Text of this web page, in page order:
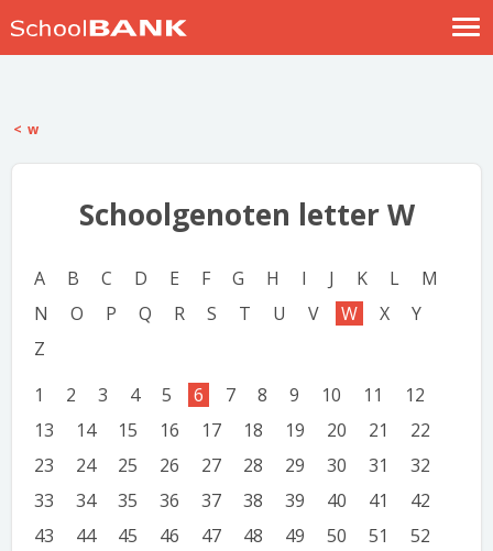
Help
w
Schoolgenoten letter W
A B C D E F G H I J K L
M
N
O P Q R S T U V W X
Y
Z
1
2 3 4 5 6 7 8 9 10 11
12
13
14 15 16 17 18 19 20 21
22
23
24 25 26 27 28 29 30 31
32
33
34 35 36 37 38 39 40 41
42
43
44 45 46 47 48 49 50 51
52